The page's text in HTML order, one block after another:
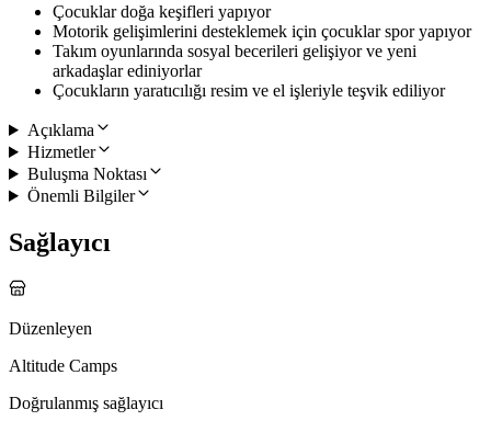
Çocuklar doğa keşifleri yapıyor
Motorik gelişimlerini desteklemek için çocuklar spor yapıyor
Takım oyunlarında sosyal becerileri gelişiyor ve yeni
arkadaşlar ediniyorlar
Çocukların yaratıcılığı resim ve el işleriyle teşvik ediliyor
Açıklama
Hizmetler
Buluşma Noktası
Önemli Bilgiler
Sağlayıcı
Düzenleyen
Altitude Camps
Doğrulanmış sağlayıcı